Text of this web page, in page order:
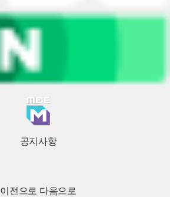
공지사항
이전으로 다음으로